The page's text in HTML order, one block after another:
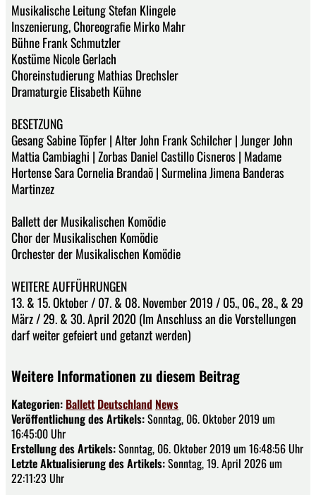
Musikalische Leitung Stefan Klingele
Inszenierung, Choreografie Mirko Mahr
Bühne Frank Schmutzler
Kostüme Nicole Gerlach
Choreinstudierung Mathias Drechsler
Dramaturgie Elisabeth Kühne
BESETZUNG
Gesang Sabine Töpfer | Alter John Frank Schilcher | Junger John
Mattia Cambiaghi | Zorbas Daniel Castillo Cisneros | Madame
Hortense Sara Cornelia Brandaõ | Surmelina Jimena Banderas
Martinzez
Ballett der Musikalischen Komödie
Chor der Musikalischen Komödie
Orchester der Musikalischen Komödie
WEITERE AUFFÜHRUNGEN
13. & 15. Oktober / 07. & 08. November 2019 / 05., 06., 28., & 29
März / 29. & 30. April 2020 (Im Anschluss an die Vorstellungen
darf weiter gefeiert und getanzt werden)
Weitere Informationen zu diesem Beitrag
Kategorien: Ballett Deutschland News
Veröffentlichung des Artikels:Sonntag, 06. Oktober 2019 um
16:45:00 Uhr
Erstellung des Artikels:Sonntag, 06. Oktober 2019 um 16:48:56 Uhr
Letzte Aktualisierung des Artikels:Sonntag, 19. April 2026 um
22:11:23 Uhr